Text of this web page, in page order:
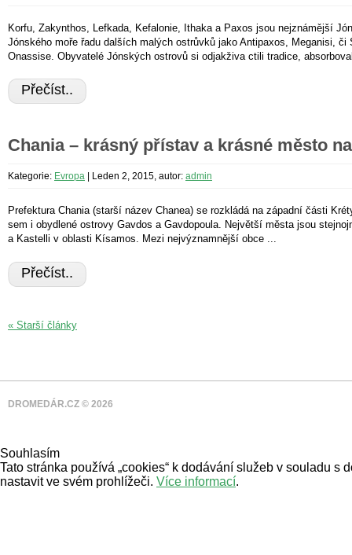
Korfu, Zakynthos, Lefkada, Kefalonie, Ithaka a Paxos jsou nejznámější
Jónského moře řadu dalších malých ostrůvků jako Antipaxos, Meganisi, či
Onassise. Obyvatelé Jónských ostrovů si odjakživa ctili tradice,
Přečíst..
Chania – krásný přístav a krásné město
Kategorie: Evropa Leden 2, 2015, autor: admin
Prefektura Chania (starší název Chanea) se rozkládá na západní části
sem i obydlené ostrovy Gavdos a Gavdopoula. Největší města jsou
a Kastelli v oblasti Kísamos. Mezi nejvýznamnější obce ...
Přečíst..
« Starší články
DROMEDÁR.CZ © 2026
Souhlasím
Tato stránka používá „cookies“ k dodávání služeb v souladu s
nastavit ve svém prohlížeči. Více informací.